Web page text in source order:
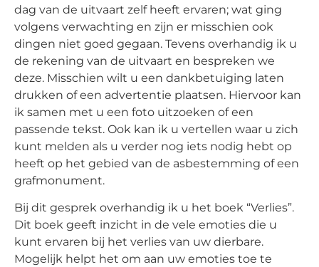
dag van de uitvaart zelf heeft ervaren; wat ging
volgens verwachting en zijn er misschien ook
dingen niet goed gegaan. Tevens overhandig ik u
de rekening van de uitvaart en bespreken we
deze. Misschien wilt u een dankbetuiging laten
drukken of een advertentie plaatsen. Hiervoor kan
ik samen met u een foto uitzoeken of een
passende tekst. Ook kan ik u vertellen waar u zich
kunt melden als u verder nog iets nodig hebt op
heeft op het gebied van de asbestemming of een
grafmonument.
Bij dit gesprek overhandig ik u het boek “Verlies”.
Dit boek geeft inzicht in de vele emoties die u
kunt ervaren bij het verlies van uw dierbare.
Mogelijk helpt het om aan uw emoties toe te